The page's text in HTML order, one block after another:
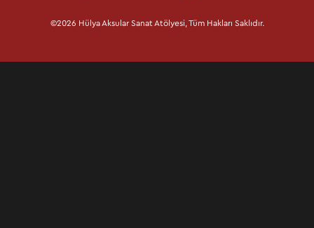
©2026 Hülya Aksular Sanat Atölyesi, Tüm Hakları Saklıdır.